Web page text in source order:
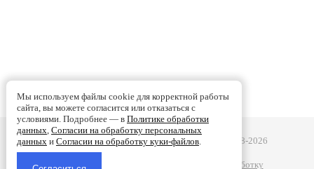
Турбобаланс - Ремонт турбин в Смоленске | 2008-2026
Политике обработки данных Согласии на обработку
Мы используем файлы cookie для корректной работы
сайта, вы можете согласится или отказаться с
условиями. Подробнее — в Политике обработки
данных, Согласии на обработку персональных
данныхи Согласии на обработку куки-файлов.